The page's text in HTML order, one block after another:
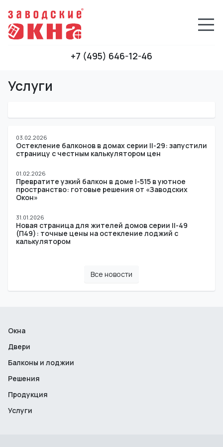
+7 (495) 646-12-46
Услуги
03.02.2026
Остекление балконов в домах серии II-29: запустили
страницу с честным калькулятором цен
01.02.2026
Превратите узкий балкон в доме I-515 в уютное
пространство: готовые решения от «Заводских
Окон»
31.01.2026
Новая страница для жителей домов серии II-49
(П49): точные цены на остекление лоджий с
калькулятором
Все новости
Окна
Двери
Балконы и лоджии
Решения
Продукция
Услуги